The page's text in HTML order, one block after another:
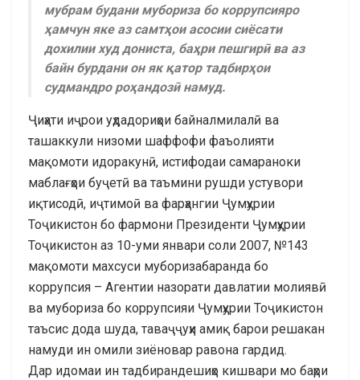
мубрам будани мубориза бо коррупсияро
ҳамчун яке аз самтҳои асосии сиёсати
дохилии худ дониста, баҳри пешгирӣ ва аз
байн бурдани он як қатор тадбирҳои
судмандро роҳандозӣ намуд.
Ҷиҳати иҷрои уҳдадориҳои байналмилалӣ ва
ташаккули низоми шаффофи фаъолияти
мақомоти идоракунӣ, истифодаи самараноки
маблағҳои буҷетӣ ва таъмини рушди устувори
иқтисодӣ, иҷтимоӣ ва фарҳангии Ҷумҳурии
Тоҷикистон бо фармони Президенти Ҷумҳурии
Тоҷикистон аз 10-уми январи соли 2007, №143
мақомоти махсуси муборизабаранда бо
коррупсия – Агентии назорати давлатии молиявӣ
ва мубориза бо коррупсияи Ҷумҳурии Тоҷикистон
таъсис дода шуда, таваҷҷуҳи амиқ барои решакан
намуди ин омили зиёновар равона гардид.
Дар идомаи ин тадбирандешиҳо кишвари мо баҳри